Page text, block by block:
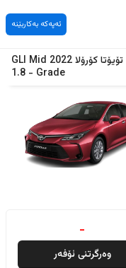
ئەپەکە بەکاربێنە
تۆیۆتاکۆرۆلا2022
GLI Mid
Grade
-
1.8
-
وەرگرتنی ئۆفەر